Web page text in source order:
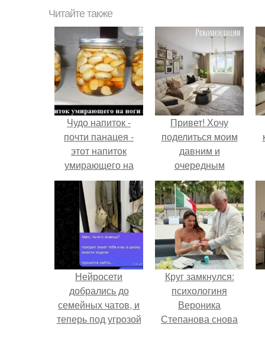
Читайте также
Чудо напиток -
почти панацея -
этот напиток
умирающего на
ноги поставит!
Привет! Хочу
поделиться моим
давним и
очередным
неопубликованным
проектом.
Нейросети
добрались до
семейных чатов, и
теперь под угрозой
Круг замкнулся:
психологиня
Вероника
Степанова снова